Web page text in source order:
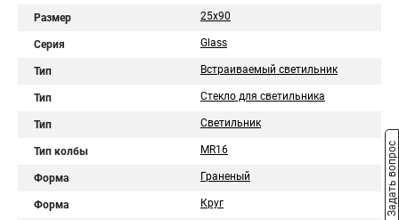
Размер 25x90
Серия Glass
Тип Встраиваемый светильник
Тип Стекло для светильника
Тип Светильник
Тип колбы MR16
Форма Граненый
Форма Круг Задать вопрос